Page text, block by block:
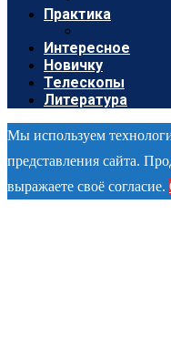
Практика
Интересное
Новичку
Телескопы
Литература
Мы используем
представления сайта.
выражаете своё согласие.